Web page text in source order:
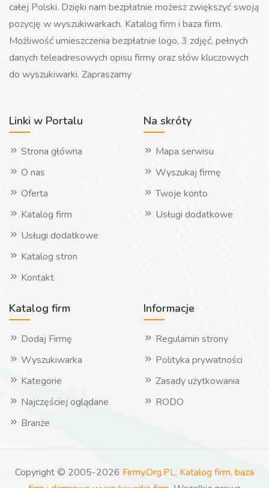
całej Polski. Dzięki nam bezpłatnie możesz zwiększyć swoją
pozycję w wyszukiwarkach. Katalog firm i baza firm.
Możliwość umieszczenia bezpłatnie logo, 3 zdjęć, pełnych
danych teleadresowych opisu firmy oraz słów kluczowych
do wyszukiwarki. Zapraszamy
Linki w Portalu
Strona główna
O nas
Oferta
Katalog firm
Usługi dodatkowe
Katalog stron
Kontakt
Na skróty
Mapa serwisu
Wyszukaj firmę
Twoje konto
Usługi dodatkowe
Katalog firm
Dodaj Firmę
Wyszukiwarka
Kategorie
Najczęściej oglądane
Branże
Informacje
Regulamin strony
Polityka prywatności
Zasady użytkowania
RODO
Copyright © 2005-2026 Firmy.Org.PL: Katalog firm, baza